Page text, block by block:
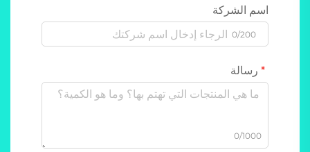
اسم الشركة
0/200
رسالة
0/1000